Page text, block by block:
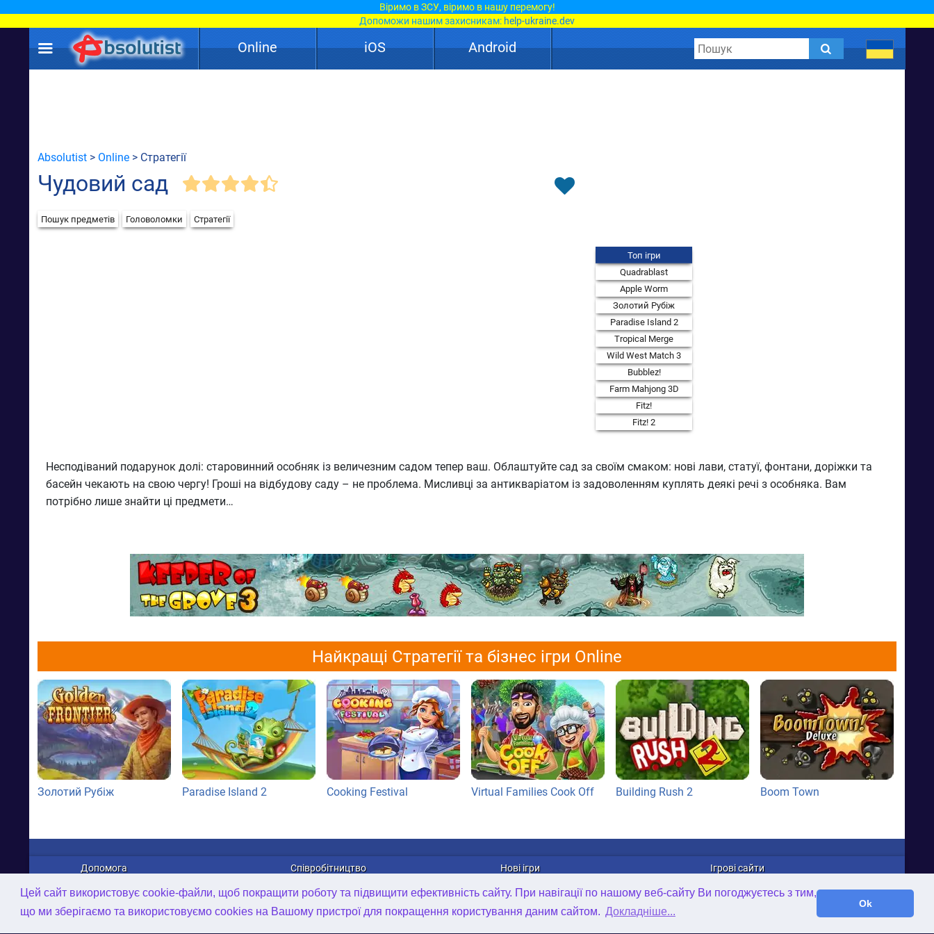
Цей сайт використовує cookie-файли, щоб покращити роботу та підвищити ефективність сайту. При навігації по нашому веб-сайту Ви погоджуєтесь з тим,
що ми зберігаємо та використовуємо cookies на Вашому пристрої для покращення користування даним сайтом. Докладніше...
Ok
Віримо в ЗСУ, віримо в нашу перемогу!
Допоможи нашим захисникам: help-ukraine.dev
Online iOS Android
Absolutist > Online > Стратегії
Чудовий сад
Пошук предметів Головоломки Стратегії
Топ ігри
Quadrablast
Apple Worm
Золотий Рубіж
Paradise Island 2
Tropical Merge
Wild West Match 3
Bubblez!
Farm Mahjong 3D
Fitz!
Fitz! 2
Несподіваний подарунок долі: старовинний особняк із величезним садом тепер ваш. Облаштуйте сад за своїм смаком: нові лави, статуї, фонтани, доріжки та
басейн чекають на свою чергу! Гроші на відбудову саду – не проблема. Мисливці за антикваріатом із задоволенням куплять деякі речі з особняка. Вам
потрібно лише знайти ці предмети…
Найкращі Стратегії та бізнес ігри Online
Золотий Рубіж Paradise Island 2 Cooking Festival Virtual Families Cook Off Building Rush 2 Boom Town
Допомога
Політика конфіденційності
Співробітництво
Реклама
Робота в компанії
Нові ігри
Онлайн ігри
Ігри для iOS
Ігрові сайти